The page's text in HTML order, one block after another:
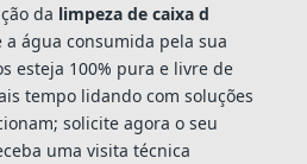
da limpeza de caixa d
água consumida pela sua
esteja 100% pura e livre de
tempo lidando com soluções
solicite agora o seu
uma visita técnica